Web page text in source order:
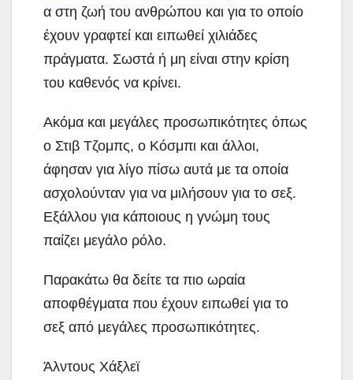
α στη ζωή του ανθρώπου και για το οποίο
έχουν γραφτεί και ειπωθεί χιλιάδες
πράγματα. Σωστά ή μη είναι στην κρίση
του καθενός να κρίνει.
Ακόμα και μεγάλες προσωπικότητες όπως
ο Στιβ Τζομπς, ο Κόσμπι και άλλοι,
άφησαν για λίγο πίσω αυτά με τα οποία
ασχολούνταν για να μιλήσουν για το σεξ.
Εξάλλου για κάποιους η γνώμη τους
παίζει μεγάλο ρόλο.
Παρακάτω θα δείτε τα πιο ωραία
αποφθέγματα που έχουν ειπωθεί για το
σεξ από μεγάλες προσωπικότητες.
Άλντους Χάξλεϊ